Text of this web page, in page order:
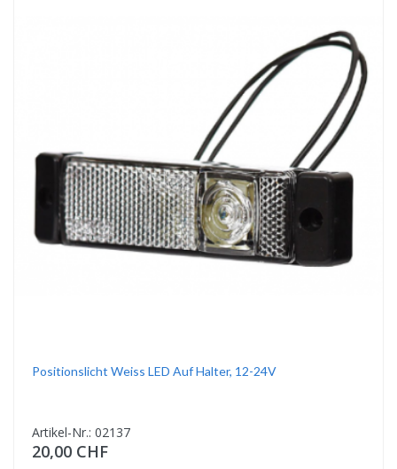
Positionslicht Weiss LED Auf Halter, 12-24V
Artikel-Nr.: 02137
20,00 CHF